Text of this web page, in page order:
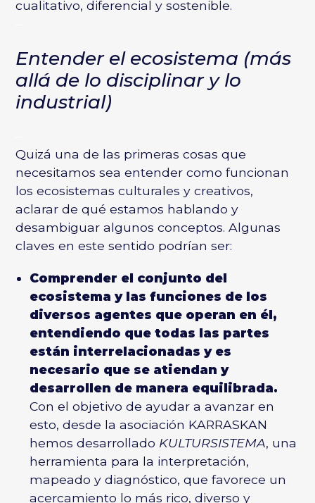
cualitativo, diferencial y sostenible.
Entender el ecosistema (más
allá de lo disciplinar y lo
industrial)
Quizá una de las primeras cosas que
necesitamos sea entender como funcionan
los ecosistemas culturales y creativos,
aclarar de qué estamos hablando y
desambiguar algunos conceptos. Algunas
claves en este sentido podrían ser:
Comprender el conjunto del
ecosistema y las funciones de los
diversos agentes que operan en él,
entendiendo que todas las partes
están interrelacionadas y es
necesario que se atiendan y
desarrollen de manera equilibrada.
Con el objetivo de ayudar a avanzar en
esto, desde la asociación KARRASKAN
hemos desarrollado KULTURSISTEMA, una
herramienta para la interpretación,
mapeado y diagnóstico, que favorece un
acercamiento lo más rico, diverso y